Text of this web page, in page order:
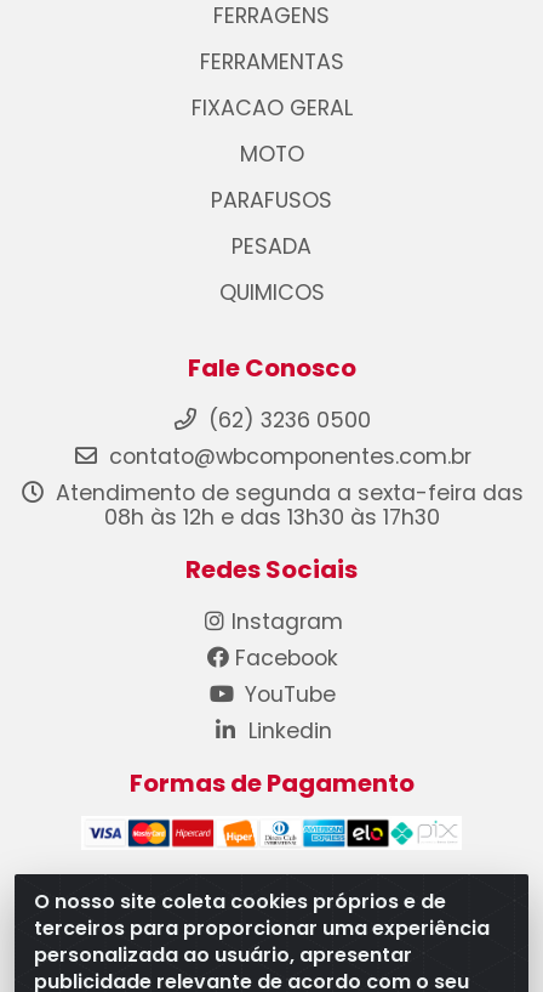
O nosso site coleta cookies próprios e de
terceiros para proporcionar uma experiência
personalizada ao usuário, apresentar
publicidade relevante de acordo com o seu
FERRAGENS
FERRAMENTAS
FIXACAO GERAL
MOTO
PARAFUSOS
PESADA
QUIMICOS
Fale Conosco
(62) 3236 0500
contato@wbcomponentes.com.br
Atendimento de segunda a sexta-feira das
08h às 12h e das 13h30 às 17h30
Redes Sociais
Instagram
Facebook
YouTube
Linkedin
Formas de Pagamento
WB Componentes Automotivos LTDA - CNPJ
08.528.393/0001-12 - Rua do Níquel, 667 - Parque
Oeste Industrial, Goiânia/GO - CEP 74375-660